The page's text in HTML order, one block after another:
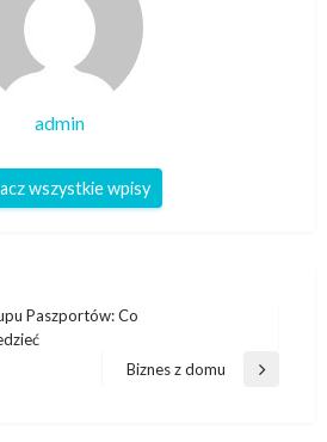
admin
wszystkie wpisy
Paszportów: Co
Następny
Biznes z domu